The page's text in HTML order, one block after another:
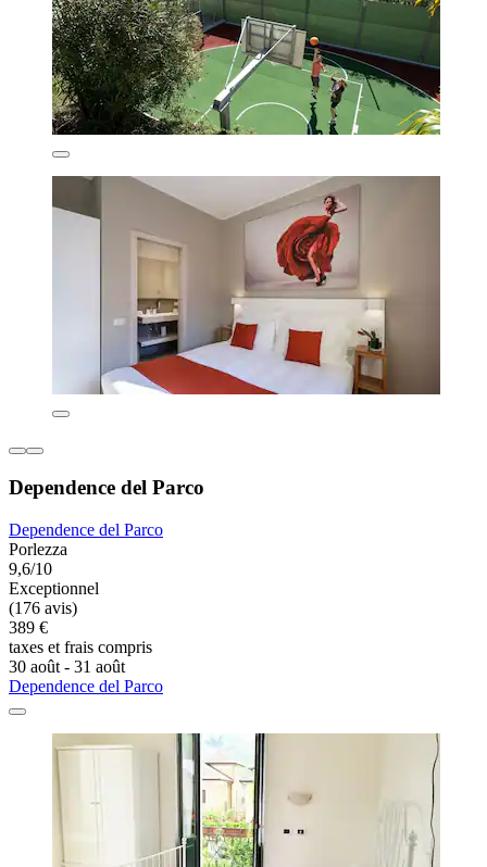
Dependence del Parco
Dependence del Parco
Porlezza
9,6/10
Exceptionnel
(176 avis)
389 €
taxes et frais compris
30 août - 31 août
Dependence del Parco